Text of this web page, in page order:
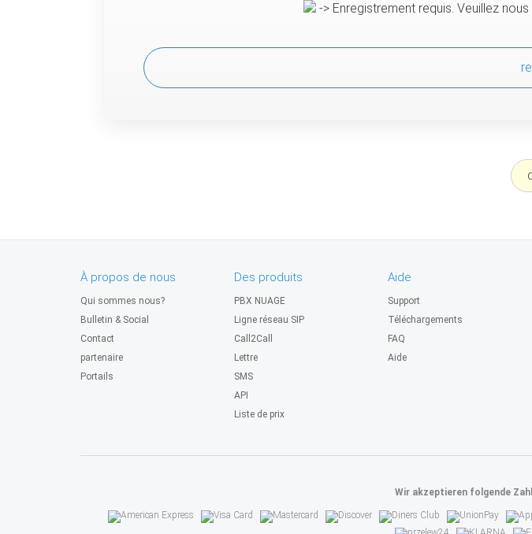
-> Enregistrement requis. Veuillez
À propos de nous
Qui sommes nous?
Bulletin & Social
Contact
partenaire
Portails
Des produits
PBX NUAGE
Ligne réseau SIP
Call2Call
Lettre
SMS
API
Liste de prix
Aide
Support
Téléchargements
FAQ
Aide
Wir akzeptieren folgende